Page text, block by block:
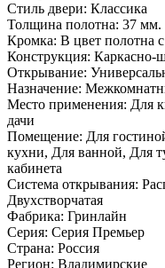
Стиль двери: Классика
Толщина полотна: 37 мм.
Кромка: В цвет полотна
Конструкция: Каркасно-
Открывание:
Назначение:
Место применения: Для
дачи
Помещение: Для
кухни, Для ванной, Для
кабинета
Система открывания:
Двухстворчатая
Фабрика: Гринлайн
Серия: Серия Премьер
Страна: Россия
Регион: Владимирские